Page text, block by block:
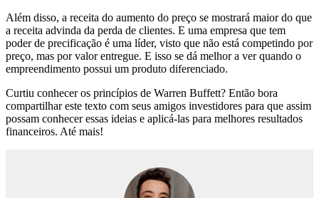
Além disso, a receita do aumento do preço se mostrará maior do que
a receita advinda da perda de clientes. E uma empresa que tem
poder de precificação é uma líder, visto que não está competindo por
preço, mas por valor entregue. E isso se dá melhor a ver quando o
empreendimento possui um produto diferenciado.
Curtiu conhecer os princípios de Warren Buffett? Então bora
compartilhar este texto com seus amigos investidores para que assim
possam conhecer essas ideias e aplicá-las para melhores resultados
financeiros. Até mais!